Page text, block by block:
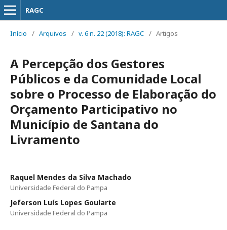
RAGC
Início / Arquivos / v. 6 n. 22 (2018): RAGC / Artigos
A Percepção dos Gestores
Públicos e da Comunidade Local
sobre o Processo de Elaboração do
Orçamento Participativo no
Município de Santana do
Livramento
Raquel Mendes da Silva Machado
Universidade Federal do Pampa
Jeferson Luís Lopes Goularte
Universidade Federal do Pampa